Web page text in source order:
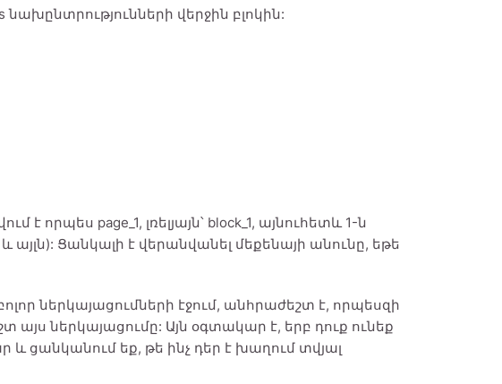
վերջին բլոկին:
է որպես page_1, լռելյայն՝ block_1, այնուհետև 1-ն
այլն): Ցանկալի է վերանվանել մեքենայի անունը, եթե
ներկայացումների էջում, անհրաժեշտ է, որպեսզի
ներկայացումը: Այն օգտակար է, երբ դուք ունեք
ցանկանում եք, թե ինչ դեր է խաղում տվյալ